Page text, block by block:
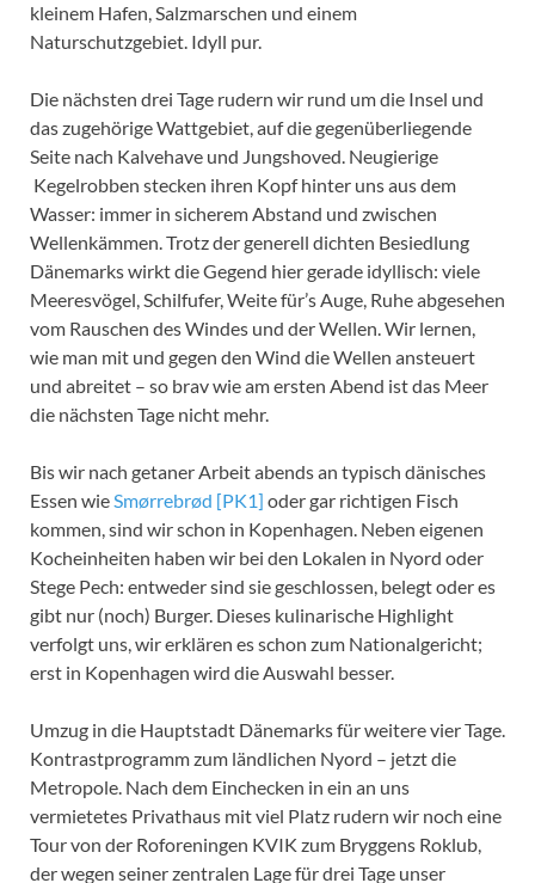
kleinem Hafen, Salzmarschen und einem
Naturschutzgebiet. Idyll pur.
Die nächsten drei Tage rudern wir rund um die Insel und
das zugehörige Wattgebiet, auf die gegenüberliegende
Seite nach Kalvehave und Jungshoved. Neugierige
Kegelrobben stecken ihren Kopf hinter uns aus dem
Wasser: immer in sicherem Abstand und zwischen
Wellenkämmen. Trotz der generell dichten Besiedlung
Dänemarks wirkt die Gegend hier gerade idyllisch: viele
Meeresvögel, Schilfufer, Weite für’s Auge, Ruhe abgesehen
vom Rauschen des Windes und der Wellen. Wir lernen,
wie man mit und gegen den Wind die Wellen ansteuert
und abreitet – so brav wie am ersten Abend ist das Meer
die nächsten Tage nicht mehr.
Bis wir nach getaner Arbeit abends an typisch dänisches
Essen wieSmørrebrød [PK1] oder gar richtigen Fisch
kommen, sind wir schon in Kopenhagen. Neben eigenen
Kocheinheiten haben wir bei den Lokalen in Nyord oder
Stege Pech: entweder sind sie geschlossen, belegt oder es
gibt nur (noch) Burger. Dieses kulinarische Highlight
verfolgt uns, wir erklären es schon zum Nationalgericht;
erst in Kopenhagen wird die Auswahl besser.
Umzug in die Hauptstadt Dänemarks für weitere vier Tage.
Kontrastprogramm zum ländlichen Nyord – jetzt die
Metropole. Nach dem Einchecken in ein an uns
vermietetes Privathaus mit viel Platz rudern wir noch eine
Tour von der Roforeningen KVIK zum Bryggens Roklub,
der wegen seiner zentralen Lage für drei Tage unser